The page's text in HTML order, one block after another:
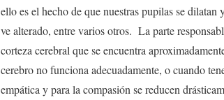
ello es el hecho de que nuestras pupilas se
ve alterado, entre varios otros. La parte
corteza cerebral que se encuentra
cerebro no funciona adecuadamente, o cuando
empática y para la compasión se reducen